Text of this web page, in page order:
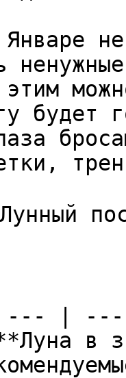
будет
--- |
в